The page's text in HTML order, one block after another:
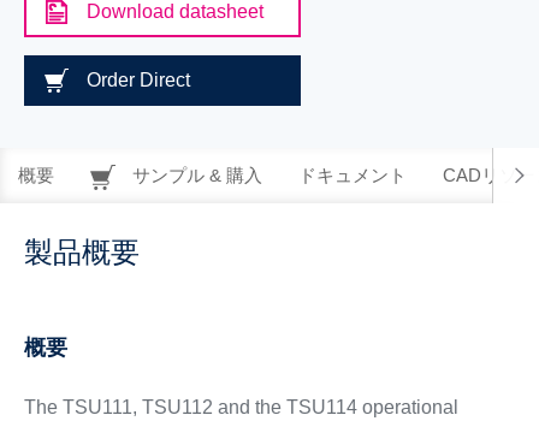
Download datasheet
Order Direct
概要 サンプル & 購入 ドキュメント CADリソー
製品概要
概要
The TSU111, TSU112 and the TSU114 operational